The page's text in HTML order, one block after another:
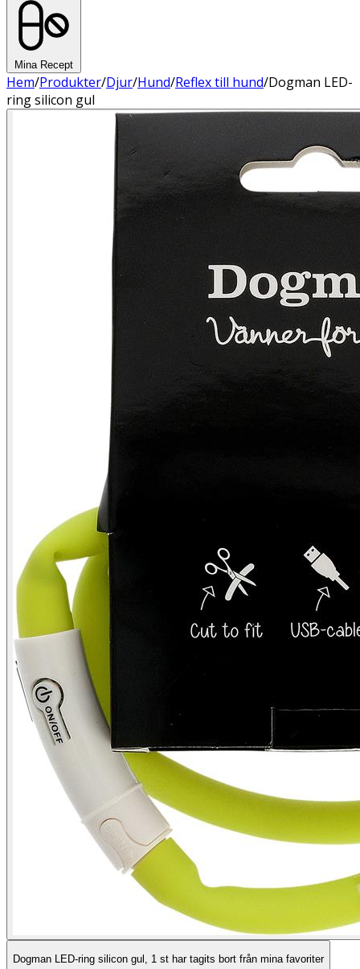
Mina Recept
Hem/Produkter/Djur/Hund/Reflex till hund/Dogman LED-
ring silicon gul
Dogman LED-ring silicon gul, 1 st har tagits bort från mina favoriter